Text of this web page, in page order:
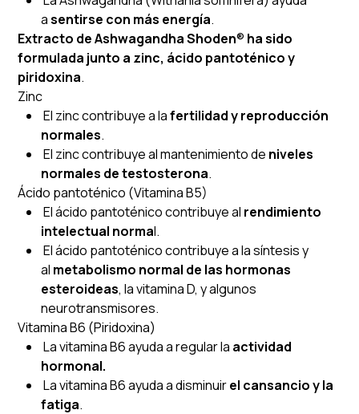
asentirse con más energía.
Extracto de Ashwagandha Shoden® ha sido
formulada junto a zinc, ácido pantoténico y
piridoxina.
Zinc
El zinc contribuye a lafertilidad y reproducción
normales.
El zinc contribuye al mantenimiento de niveles
normales de testosterona.
Ácido pantoténico (Vitamina B5)
Elácido pantoténico contribuye al rendimiento
intelectual normal.
El ácido pantoténico contribuye a la síntesis y
al metabolismo normal de las hormonas
esteroideas, la vitamina D, y algunos
neurotransmisores.
Vitamina B6 (Piridoxina)
La vitamina B6 ayuda a regular la actividad
hormonal.
La vitamina B6 ayuda a disminuirel cansancio y la
fatiga.